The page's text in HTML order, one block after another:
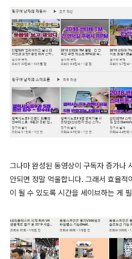
그나마 완성된 동영상이 구독자 증가나
안되면 정말 억울합니다. 그래서 효율적
이 될 수 있도록 시간을 세이브하는 게